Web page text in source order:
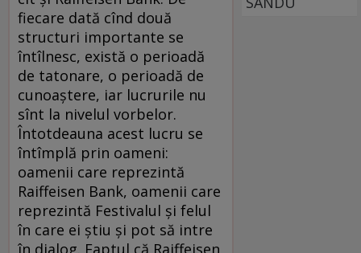
fiecare dată cînd două
structuri importante se
întîlnesc, există o perioadă
de tatonare, o perioadă de
cunoaştere, iar lucrurile nu
sînt la nivelul vorbelor.
Întotdeauna acest lucru se
întîmplă prin oameni:
oamenii care reprezintă
Raiffeisen Bank, oamenii care
reprezintă Festivalul şi felul
în care ei ştiu şi pot să intre
în dialog. Faptul că Raiffeisen